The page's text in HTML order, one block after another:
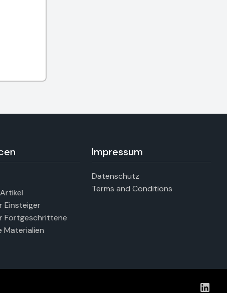
Einsteiger
Fortgeschrittene
Materialien
Impressum
Datenschutz
Terms and Conditions